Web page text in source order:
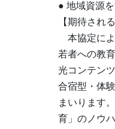
● 地域資源
【期待され
本協定によ
若者への教
光コンテン
合宿型・体
まいります
育」のノウ